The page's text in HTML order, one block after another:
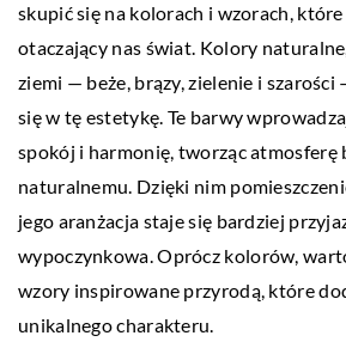
skupić się na kolorach i wzorach,
otaczający nas świat. Kolory
ziemi — beże, brązy, zielenie i
się w tę estetykę. Te barwy
spokój i harmonię, tworząc atmosferę
naturalnemu. Dzięki nim
jego aranżacja staje się bardziej
wypoczynkowa. Oprócz kolorów,
wzory inspirowane przyrodą, które
unikalnego charakteru.